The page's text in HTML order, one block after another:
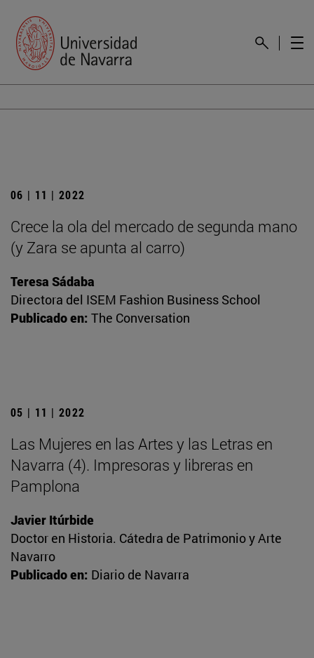
06 | 11 | 2022
Crece la ola del mercado de segunda mano
(y Zara se apunta al carro)
Teresa Sádaba
Directora del ISEM Fashion Business School
Publicado en: The Conversation
05 | 11 | 2022
Las Mujeres en las Artes y las Letras en
Navarra (4). Impresoras y libreras en
Pamplona
Javier Itúrbide
Doctor en Historia. Cátedra de Patrimonio y Arte
Navarro
Publicado en: Diario de Navarra